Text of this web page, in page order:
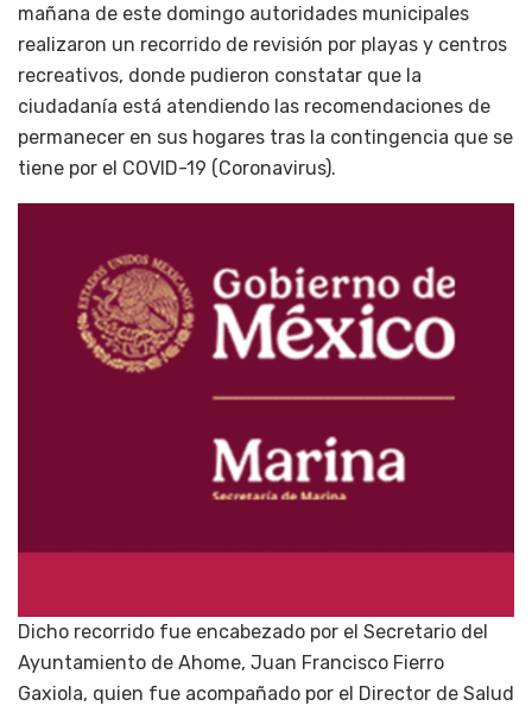
mañana de este domingo autoridades municipales
realizaron un recorrido de revisión por playas y centros
recreativos, donde pudieron constatar que la
ciudadanía está atendiendo las recomendaciones de
permanecer en sus hogares tras la contingencia que se
tiene por el COVID-19 (Coronavirus).
Dicho recorrido fue encabezado por el Secretario del
Ayuntamiento de Ahome, Juan Francisco Fierro
Gaxiola, quien fue acompañado por el Director de Salud